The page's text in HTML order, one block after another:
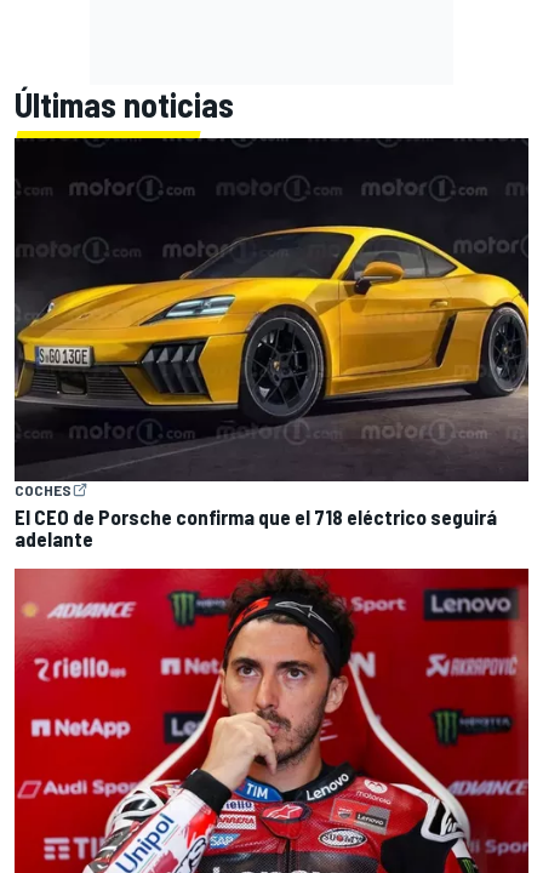
Últimas noticias
COCHES
El CEO de Porsche confirma que el 718 eléctrico seguirá
adelante